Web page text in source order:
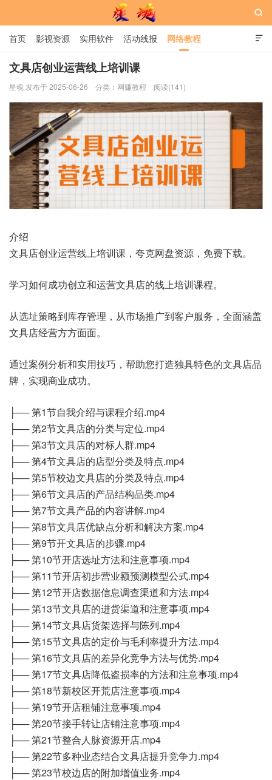
星魂网

首页 影视资源 实用软件 活动线报 网络教程
用户中心 书籍 娱乐

文具店创业运营线上培训课
星魂 发布于 2025-06-26 分类： 网赚教程 阅读(141)
介绍
文具店创业运营线上培训课，夸克网盘资源，免费下载。
学习如何成功创立和运营文具店的线上培训课程。
从选址策略到库存管理，从市场推广到客户服务，全面涵盖
文具店经营方方面面。
通过案例分析和实用技巧，帮助您打造独具特色的文具店品
牌，实现商业成功。
├── 第1节自我介绍与课程介绍.mp4
├── 第2节文具店的分类与定位.mp4
├── 第3节文具店的对标人群.mp4
├── 第4节文具店的店型分类及特点.mp4
├── 第5节校边文具店的分类及特点.mp4
├── 第6节文具店的产品结构品类.mp4
├── 第7节文具产品的内容讲解.mp4
├── 第8节文具店优缺点分析和解决方案.mp4
├── 第9节开文具店的步骤.mp4
├── 第10节开店选址方法和注意事项.mp4
├── 第11节开店初步营业额预测模型公式.mp4
├── 第12节开店数据信息调查渠道和方法.mp4
├── 第13节文具店的进货渠道和注意事项.mp4
├── 第14节文具店货架选择与陈列.mp4
├── 第15节文具店的定价与毛利率提升方法.mp4
├── 第16节文具店的差异化竞争方法与优势.mp4
├── 第17节文具店降低盗损率的方法和注意事项.mp4
├── 第18节新校区开荒店注意事项.mp4
├── 第19节开店租铺注意事项.mp4
├── 第20节接手转让店铺注意事项.mp4
├── 第21节整合人脉资源开店.mp4
├── 第22节多种业态结合文具店提升竞争力.mp4
├── 第23节校边店的附加增值业务.mp4